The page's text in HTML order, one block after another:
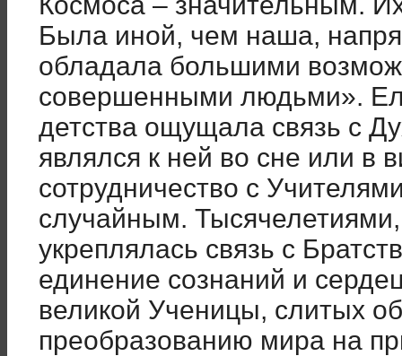
Была иной, чем наша,
обладала большими
совершенными людьми».
детства ощущала связь с
являлся к ней во сне или в
сотрудничество с
случайным.
укреплялась связь с
единение сознаний и
великой Ученицы, слитых
преобразованию мира на